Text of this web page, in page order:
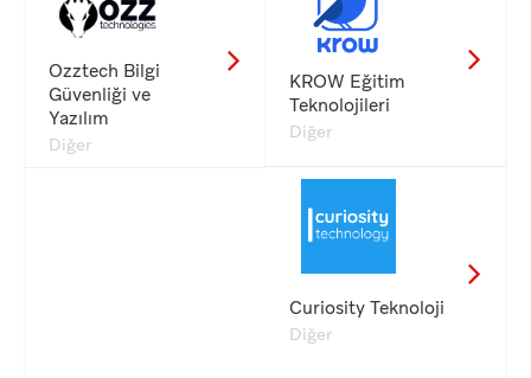
Ozztech Bilgi
Güvenliği ve
Yazılım
Diğer
KROW Eğitim
Teknolojileri
Diğer
Curiosity Teknoloji
Diğer